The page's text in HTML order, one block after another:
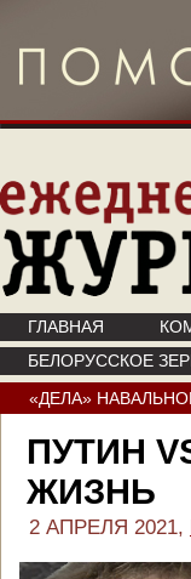
ГЛАВНАЯ
БЕЛОРУССКОЕ
«ДЕЛА»
ПУТИН
ЖИЗНЬ
2 АПРЕЛЯ 2021,